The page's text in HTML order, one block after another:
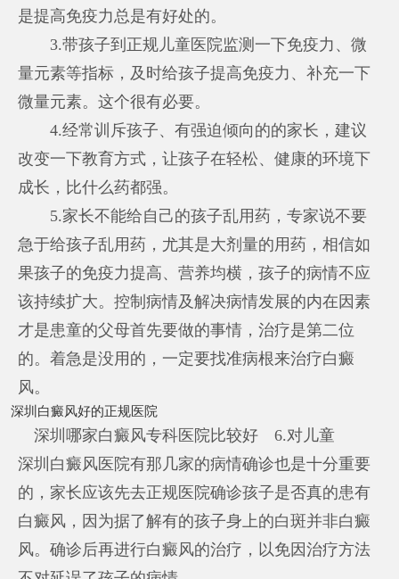
是提高免疫力总是有好处的。
3.带孩子到正规儿童医院监测一下免疫力、微
量元素等指标，及时给孩子提高免疫力、补充一下
微量元素。这个很有必要。
4.经常训斥孩子、有强迫倾向的的家长，建议
改变一下教育方式，让孩子在轻松、健康的环境下
成长，比什么药都强。
5.家长不能给自己的孩子乱用药，专家说不要
急于给孩子乱用药，尤其是大剂量的用药，相信如
果孩子的免疫力提高、营养均横，孩子的病情不应
该持续扩大。控制病情及解决病情发展的内在因素
才是患童的父母首先要做的事情，治疗是第二位
的。着急是没用的，一定要找准病根来治疗白癜
风。
深圳白癜风好的正规医院
深圳哪家白癜风专科医院比较好 6.对儿童
深圳白癜风医院有那几家的病情确诊也是十分重要
的，家长应该先去正规医院确诊孩子是否真的患有
白癜风，因为据了解有的孩子身上的白斑并非白癜
风。确诊后再进行白癜风的治疗，以免因治疗方法